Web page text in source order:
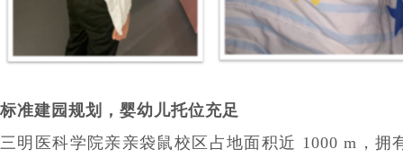
标准建园规划，婴幼儿托位充足
三明医科学院亲亲袋鼠校区占地面积近 1000 m，拥